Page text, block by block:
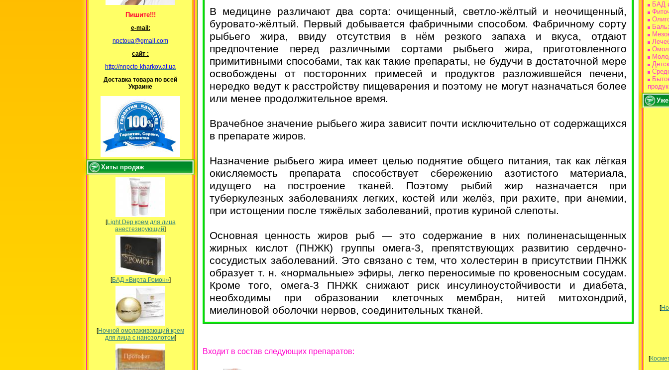
Пишите!!!
е-mail:
npctoua@gmail.com
сайт :
http://nnpcto-kharkov.at.ua
Доставка товара по всей
Украине
Хиты продаж
[Light Dep крем для лица
анестезирующий]
[БАД «Вирта Ромон»]
[Ночной омолаживающий крем
для лица с нанозолотом]
В медицине различают два сорта: очищенный, светло-жёлтый и неочищенный,
буровато-жёлтый. Первый добывается фабричными способом. Фабричному сорту
рыбьего жира, ввиду отсутствия в нём резкого запаха и вкуса, отдают
предпочтение перед различными сортами рыбьего жира, приготовленного
примитивными способами, так как такие препараты, не будучи в достаточной мере
освобождены от посторонних примесей и продуктов разложившейся печени,
нередко ведут к расстройству пищеварения и поэтому не могут назначаться более
или менее продолжительное время.
Врачебное значение рыбьего жира зависит почти исключительно от содержащихся
в препарате жиров.
Назначение рыбьего жира имеет целью поднятие общего питания, так как лёгкая
окисляемость препарата способствует сбережению азотистого материала,
идущего на построение тканей. Поэтому рыбий жир назначается при
туберкулезных заболеваниях легких, костей или желёз, при рахите, при анемии,
при истощении после тяжёлых заболеваний, против куриной слепоты.
Основная ценность жиров рыб — это содержание в них полиненасыщенных
жирных кислот (ПНЖК) группы омега-3, препятствующих развитию сердечно-
сосудистых заболеваний. Это связано с тем, что холестерин в присутствии ПНЖК
образует т. н. «нормальные» эфиры, легко переносимые по кровеносным сосудам.
Кроме того, омега-3 ПНЖК снижают риск инсулиноустойчивости и диабета,
необходимы при образовании клеточных мембран, нитей митохондрий,
миелиновой оболочки нервов, соединительных тканей.
Входит в состав следующих препаратов:
БАД
[
[